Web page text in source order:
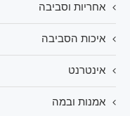
אחריות וסביבה
איכות הסביבה
אינטרנט
אמנות ובמה